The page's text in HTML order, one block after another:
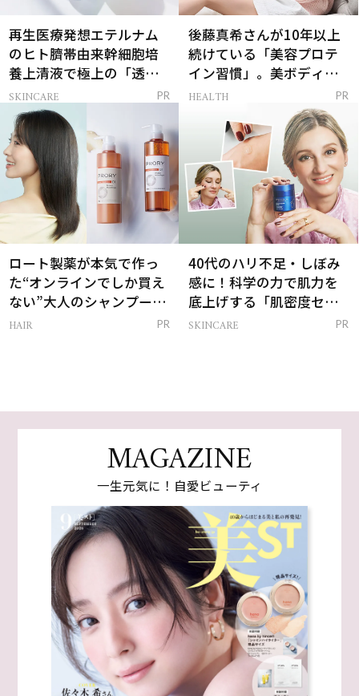
再生医療発想エテルナム
のヒト臍帯由来幹細胞培
養上清液で極上の「透明
感ハリ肌」へ
SKINCARE PR
後藤真希さんが10年以上
続けている「美容プロテ
イン習慣」。美ボディを
支える朝ルーティンと
HEALTH PR
ロート製薬が本気で作っ
た“オンラインでしか買え
ない”大人のシャンプー＆
トリートメントって？
HAIR PR
40代のハリ不足・しぼみ
感に！科学の力で肌力を
底上げする「肌密度セラ
ム」
SKINCARE PR
MAGAZINE
一生元気に！自愛ビューティ